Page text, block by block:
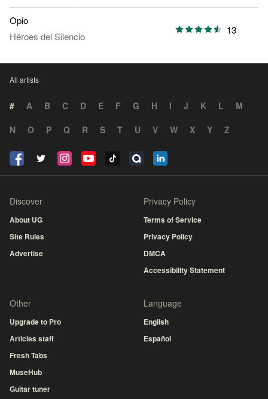
Opio
Héroes del Silencio
13
All artists
# A B C D E F G H I J K L
M
N
O P Q R S T U V W X Y Z
Discover
About UG
Site Rules
Advertise
Privacy Policy
Terms of Service
Privacy Policy
DMCA
Accessibility Statement
Other
Upgrade to Pro
Articles staff
Fresh Tabs
MuseHub
Guitar tuner
Language
English
Español